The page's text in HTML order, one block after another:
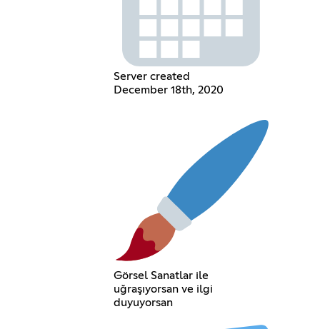
Server created
December 18th, 2020
Görsel Sanatlar ile
uğraşıyorsan ve ilgi
duyuyorsan